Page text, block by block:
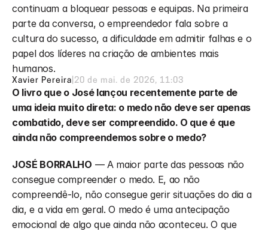
continuam a bloquear pessoas e equipas. Na primeira
parte da conversa, o empreendedor fala sobre a
cultura do sucesso, a dificuldade em admitir falhas e o
papel dos líderes na criação de ambientes mais
humanos.
Xavier Pereira 20 de mai. de 2026, 11:03
O livro que o José lançou recentemente parte de
uma ideia muito direta: o medo não deve ser apenas
combatido, deve ser compreendido. O que é que
ainda não compreendemos sobre o medo?
JOSÉ BORRALHO — A maior parte das pessoas não
consegue compreender o medo. E, ao não
compreendê-lo, não consegue gerir situações do dia a
dia, e a vida em geral. O medo é uma antecipação
emocional de algo que ainda não aconteceu. O que